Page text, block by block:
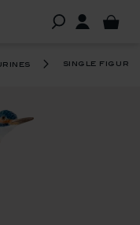
single